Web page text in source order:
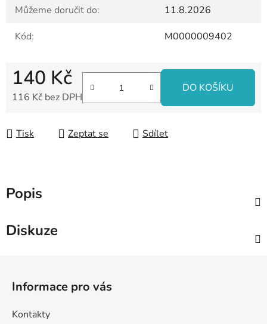
Můžeme doručit do:
11.8.2026
Kód:
M0000009402
140 Kč
116 Kč bez DPH
DO KOŠÍKU
Tisk Zeptat se Sdílet
Popis
Diskuze
Informace pro vás
Kontakty